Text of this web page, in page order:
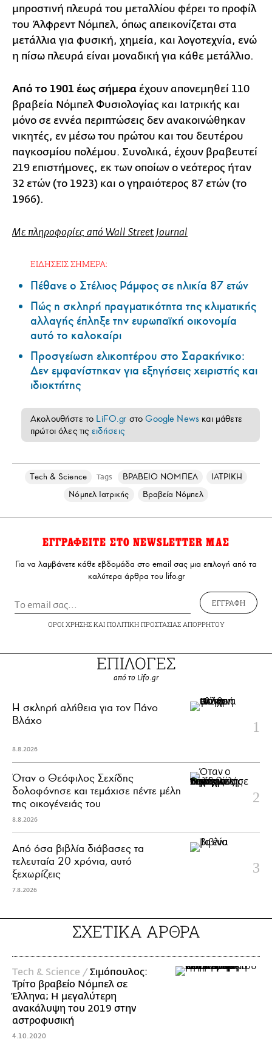
μπροστινή πλευρά του μεταλλίου φέρει το προφίλ
του Άλφρεντ Νόμπελ, όπως απεικονίζεται στα
μετάλλια για φυσική, χημεία, και λογοτεχνία, ενώ
η πίσω πλευρά είναι μοναδική για κάθε μετάλλιο.
Από το 1901 έως σήμερα έχουν απονεμηθεί 110
βραβεία Νόμπελ Φυσιολογίας και Ιατρικής και
μόνο σε εννέα περιπτώσεις δεν ανακοινώθηκαν
νικητές, εν μέσω του πρώτου και του δευτέρου
παγκοσμίου πολέμου. Συνολικά, έχουν βραβευτεί
219 επιστήμονες, εκ των οποίων ο νεότερος ήταν
32 ετών (το 1923) και ο γηραιότερος 87 ετών (το
1966).
Με πληροφορίες από Wall Street Journal
ΕΙΔΗΣΕΙΣ ΣΗΜΕΡΑ:
Πέθανε ο Στέλιος Ράμφος σε ηλικία 87 ετών
Πώς η σκληρή πραγματικότητα της κλιματικής
αλλαγής έπληξε την ευρωπαϊκή οικονομία
αυτό το καλοκαίρι
Προσγείωση ελικοπτέρου στο Σαρακήνικο:
Δεν εμφανίστηκαν για εξηγήσεις χειριστής και
ιδιοκτήτης
Ακολουθήστε το LiFO.gr στοGoogle News και μάθετε
πρώτοι όλες τις ειδήσεις
Τech & Science Tags ΒΡΑΒΕΙΟ ΝΟΜΠΕΛ
ΙΑΤΡΙΚΗ
Νόμπελ Ιατρικής
Βραβεία Νόμπελ
ΕΓΓΡΑΦΕΙΤΕ ΣΤΟ NEWSLETTER ΜΑΣ
Για να λαμβάνετε κάθε εβδομάδα στο email σας μια επιλογή από τα
καλύτερα άρθρα του lifo.gr
ΕΓΓΡΑΦΗ
ΟΡΟΙ ΧΡΗΣΗΣΚΑΙ ΠΟΛΙΤΙΚΗ ΠΡΟΣΤΑΣΙΑΣ ΑΠΟΡΡΗΤΟΥ
ΕΠΙΛΟΓΕΣ
από το Lifo.gr
H σκληρή αλήθεια για τον Πάνο
Βλάχο
8.8.2026
Όταν ο Θεόφιλος Σεχίδης
δολοφόνησε και τεμάχισε πέντε μέλη
της οικογένειάς του
8.8.2026
Από όσα βιβλία διάβασες τα
τελευταία 20 χρόνια, αυτό
ξεχωρίζεις
7.8.2026
ΣΧΕΤΙΚΑ ΑΡΘΡΑ
Τech & Science / Σιμόπουλος:
Τρίτο βραβείο Νόμπελ σε
Έλληνα; Η μεγαλύτερη
ανακάλυψη του 2019 στην
αστροφυσική
4.10.2020